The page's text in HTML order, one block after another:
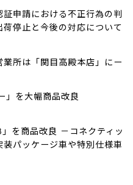
申請における不正行為の判
停止と今後の対応について
所は「関目高殿本店」にー
」を大幅商品改良
を商品改良 －コネクティッ
装パッケージ車や特別仕様車